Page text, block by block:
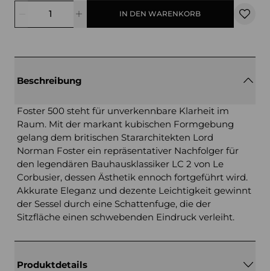
IN DEN WARENKORB
Beschreibung
Foster 500 steht für unverkennbare Klarheit im
Raum. Mit der markant kubischen Formgebung
gelang dem britischen Stararchitekten Lord
Norman Foster ein repräsentativer Nachfolger für
den legendären Bauhausklassiker LC 2 von Le
Corbusier, dessen Ästhetik ennoch fortgeführt wird.
Akkurate Eleganz und dezente Leichtigkeit gewinnt
der Sessel durch eine Schattenfuge, die der
Sitzfläche einen schwebenden Eindruck verleiht.
Produktdetails